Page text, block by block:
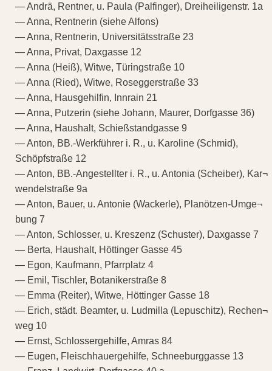
— Andrä, Rentner, u. Paula (Palfinger), Dreiheiligenstr. 1a
— Anna, Rentnerin (siehe Alfons)
— Anna, Rentnerin, Universitätsstraße 23
— Anna, Privat, Daxgasse 12
— Anna (Heiß), Witwe, Türingstraße 10
— Anna (Ried), Witwe, Roseggerstraße 33
— Anna, Hausgehilfin, Innrain 21
— Anna, Putzerin (siehe Johann, Maurer, Dorfgasse 36)
— Anna, Haushalt, Schießstandgasse 9
— Anton, BB.-Werkführer i. R., u. Karoline (Schmid),
Schöpfstraße 12
— Anton, BB.-Angestellter i. R., u. Antonia (Scheiber), Kar¬
wendelstraße 9a
— Anton, Bauer, u. Antonie (Wackerle), Planötzen-Umge¬
bung 7
— Anton, Schlosser, u. Kreszenz (Schuster), Daxgasse 7
— Berta, Haushalt, Höttinger Gasse 45
— Egon, Kaufmann, Pfarrplatz 4
— Emil, Tischler, Botanikerstraße 8
— Emma (Reiter), Witwe, Höttinger Gasse 18
— Erich, städt. Beamter, u. Ludmilla (Lepuschitz), Rechen¬
weg 10
— Ernst, Schlossergehilfe, Amras 84
— Eugen, Fleischhauergehilfe, Schneeburggasse 13